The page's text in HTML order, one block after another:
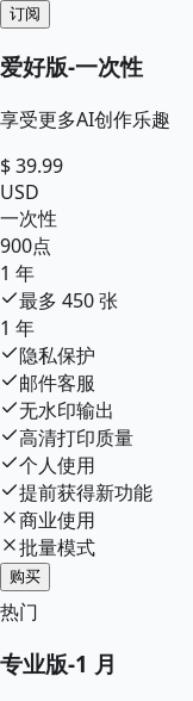
订阅
爱好版-一次性
享受更多AI创作乐趣
$39.99
USD
一次性
900点
1 年
最多 450张
1 年
隐私保护
邮件客服
无水印输出
高清打印质量
个人使用
提前获得新功能
商业使用
批量模式
购买
热门
专业版-1 月